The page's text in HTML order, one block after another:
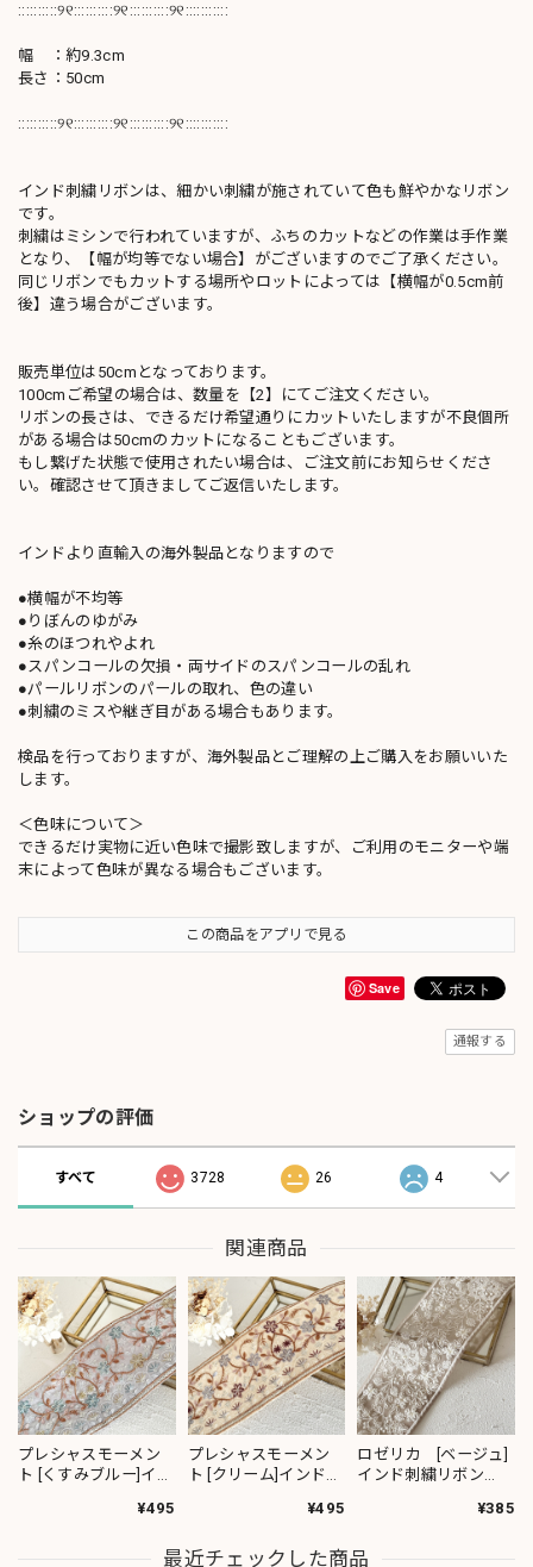
::::::::::୨୧::::::::::୨୧::::::::::୨୧:::::::::::
幅 ：約9.3cm
長さ：50cm
::::::::::୨୧::::::::::୨୧::::::::::୨୧:::::::::::
インド刺繍リボンは、細かい刺繍が施されていて色も鮮やかなリボン
です。
刺繍はミシンで行われていますが、ふちのカットなどの作業は手作業
となり、【幅が均等でない場合】がございますのでご了承ください。
同じリボンでもカットする場所やロットによっては【横幅が0.5cm前
後】違う場合がございます。
販売単位は50cmとなっております。
100cmご希望の場合は、数量を【2】にてご注文ください。
リボンの長さは、できるだけ希望通りにカットいたしますが不良個所
がある場合は50cmのカットになることもございます。
もし繋げた状態で使用されたい場合は、ご注文前にお知らせくださ
い。確認させて頂きましてご返信いたします。
インドより直輸入の海外製品となりますので
●横幅が不均等
●りぼんのゆがみ
●糸のほつれやよれ
●スパンコールの欠損・両サイドのスパンコールの乱れ
●パールリボンのパールの取れ、色の違い
●刺繍のミスや継ぎ目がある場合もあります。
検品を行っておりますが、海外製品とご理解の上ご購入をお願いいた
します。
＜色味について＞
できるだけ実物に近い色味で撮影致しますが、ご利用のモニターや端
末によって色味が異なる場合もございます。
この商品をアプリで見る
Save
通報する
ショップの評価
すべて 3728 26 4
関連商品
プレシャスモーメン
ト [くすみブルー]イン
¥495
プレシャスモーメン
ト [クリーム]インド刺
¥495
ロゼリカ [ベージュ]
インド刺繍リボン
¥385
最近チェックした商品